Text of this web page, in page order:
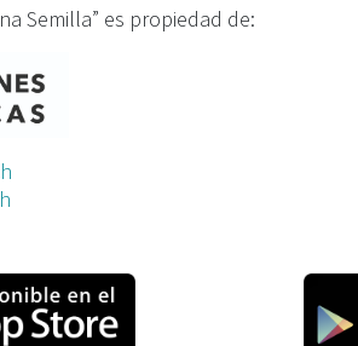
Semilla” es propiedad de: